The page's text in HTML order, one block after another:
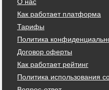
Как работает платформа
Тарифы
Политика
Договор оферты
Как работает рейтинг
Политика использования